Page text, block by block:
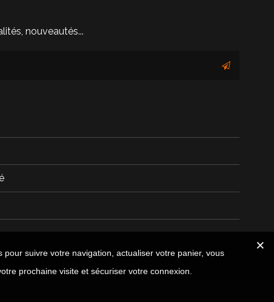
nouveautés...
suivre votre navigation, actualiser votre panier, vous
prochaine visite et sécuriser votre connexion.